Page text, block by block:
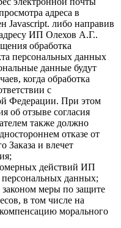
адреса в
Javascript. либо направив
ИП Олехов А.Г..
обработка
персональных данных
данные будут
когда обработка
с
Федерации. При этом
об отзыве согласия
также должно
отказе от
Заказа и влечет
действий ИП
данных;
меры по защите
в том числе на
морального